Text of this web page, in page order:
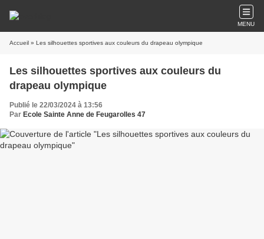
MENU
Accueil » Les silhouettes sportives aux couleurs du drapeau olympique
Les silhouettes sportives aux couleurs du
drapeau olympique
Publié le 22/03/2024 à 13:56
Par Ecole Sainte Anne de Feugarolles 47